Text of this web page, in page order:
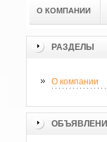
О КОМПАНИИ
РАЗДЕЛЫ
О компании